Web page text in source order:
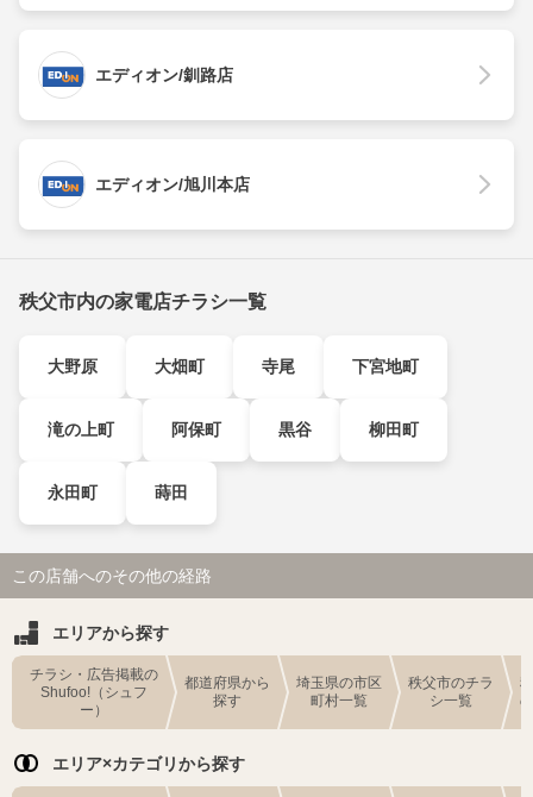
エディオン/釧路店
エディオン/旭川本店
秩父市内の家電店チラシ一覧
大野原 大畑町 寺尾 下宮地町
滝の上町 阿保町 黒谷 柳田町
永田町 蒔田
この店舗へのその他の経路
エリアから探す
チラシ・広告掲載の
Shufoo!（シュフ
ー）
都道府県から
探す
埼玉県の市区
町村一覧
秩父市のチラ
シ一覧
エリア×カテゴリから探す